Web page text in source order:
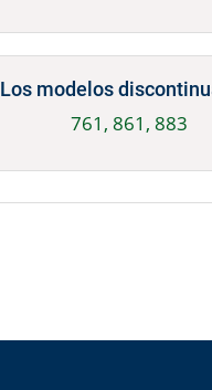
Los modelos
761, 861, 883